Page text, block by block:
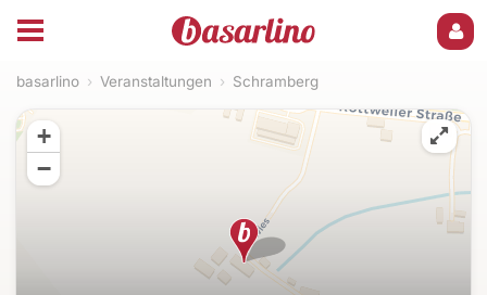
basarlino › Veranstaltungen › Schramberg
+
−